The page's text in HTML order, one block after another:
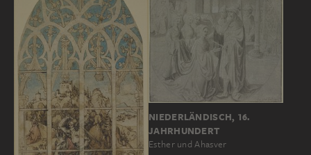
NIEDERLÄNDISCH, 16.
JAHRHUNDERT
Esther und Ahasver